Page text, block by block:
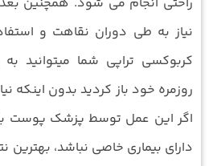
نیاز به طی دوران نقاهت و
کربوکسی تراپی شما میتوانید
روزمره خود باز کردید بدون اینکه
اگر این عمل توسط پزشک پوست با
دارای بیماری خاصی نباشد، بهترین